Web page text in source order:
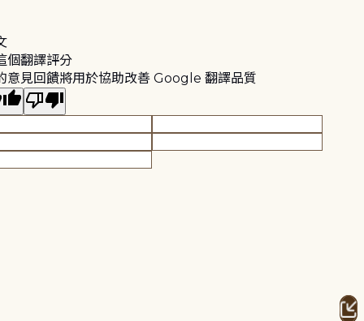
個翻譯評分
意見回饋將用於協助改善 Google 翻譯品質